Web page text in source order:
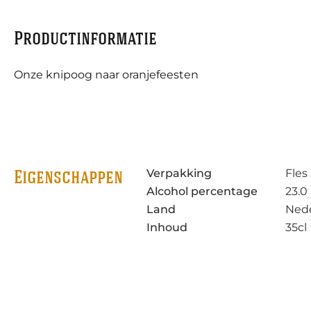
Productinformatie
Onze knipoog naar oranjefeesten
Eigenschappen Verpakking
Fles
Alcohol percentage
23.0
Land
Inhoud
35cl